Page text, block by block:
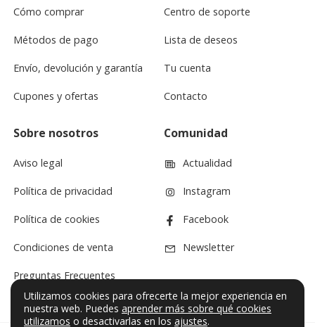
Cómo comprar
Métodos de pago
Envío, devolución y garantía
Cupones y ofertas
Centro de soporte
Lista de deseos
Tu cuenta
Contacto
Sobre nosotros
Aviso legal
Política de privacidad
Política de cookies
Condiciones de venta
Preguntas Frecuentes
Comunidad
Actualidad
Instagram
Facebook
Newsletter
Utilizamos cookies para ofrecerte la mejor experiencia en
nuestra web. Puedes aprender más sobre qué cookies
utilizamos o desactivarlas en los ajustes.